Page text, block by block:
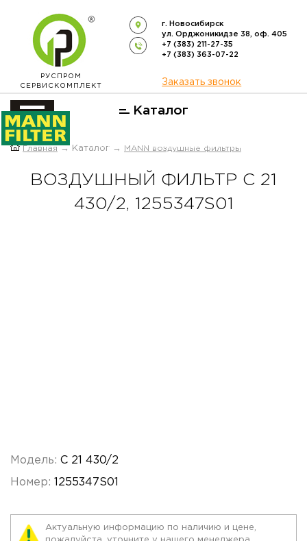
РУСПРОМ
СЕРВИСКОМПЛЕКТ
г. Новосибирск
ул. Орджоникидзе 38, оф. 405
+7 (383) 211-27-35
+7 (383) 363-07-22
Заказать звонок
Каталог
ОФИЦИАЛЬНЫЙ ДИСТРИБЬЮТОР
Главная → Каталог → MANN воздушные фильтры
ВОЗДУШНЫЙ ФИЛЬТР C 21
430/2, 1255347S01
Модель: C 21 430/2
Номер: 1255347S01
Актуальную информацию по наличию и цене,